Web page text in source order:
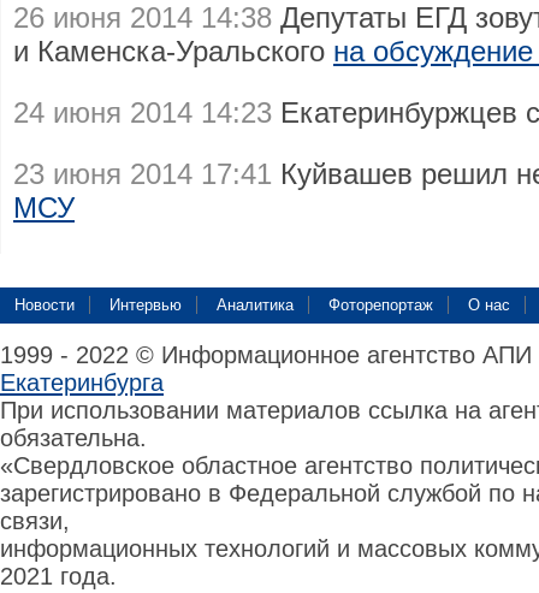
26 июня 2014 14:38 Депутаты ЕГД
и Каменска-Уральского на
24 июня 2014 14:23 Екатеринбуржцев
23 июня 2014 17:41 Куйвашев решил
МСУ
Новости Интервью Аналитика Фоторепортаж О нас
1999 - 2022 © Информационное агентство
Екатеринбурга
При использовании материалов ссылка на
обязательна.
«Свердловское областное агентство
зарегистрировано в Федеральной службой по
связи,
информационных технологий и массовых
2021 года.